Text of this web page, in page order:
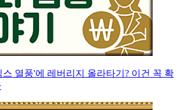
스 열풍'에 레버리지 올라타기? 이건 꼭 확